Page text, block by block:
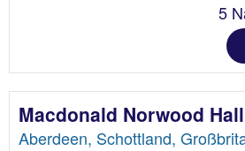
5
Macdonald Norwood
Aberdeen, Schottland,